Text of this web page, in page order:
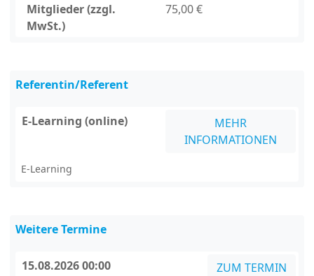
Mitglieder (zzgl.
MwSt.)
75,00 €
Referentin/Referent
E-Learning (online)
MEHR
INFORMATIONEN
E-Learning
Weitere Termine
15.08.2026 00:00 ZUM TERMIN